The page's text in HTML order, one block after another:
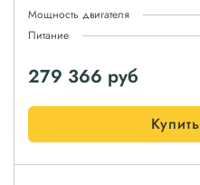
Мощность двигателя
Питание
279 366 руб
Купить